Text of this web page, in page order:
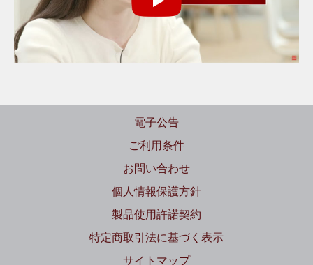
電子公告
ご利用条件
お問い合わせ
個人情報保護方針
製品使用許諾契約
特定商取引法に基づく表示
サイトマップ